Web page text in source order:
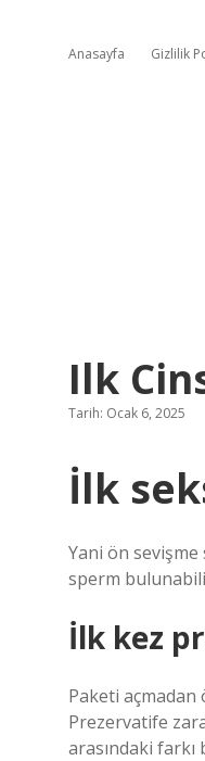
Anasayfa Gizlilik
Ilk
Tarih: Ocak 6, 2025
İlk
Yani ön sevişme
sperm
İlk kez
Paketi açmadan
Prezervatife
arasındaki